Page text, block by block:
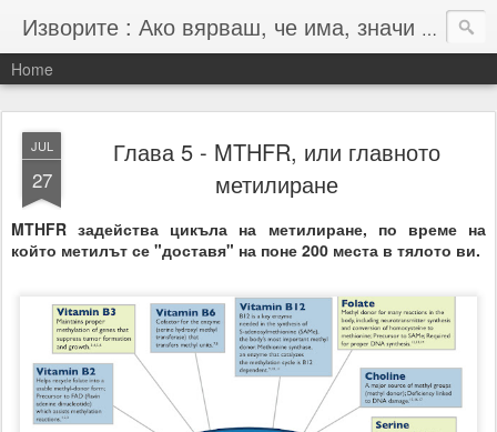
Изворите : Ако вярваш, че има, значи има :-)
Home
JUL
27
Глава 5 - MTHFR, или главното
метилиране
MTHFR задейства цикъла на метилиране, по време на
който метилът се "доставя" на поне 200 места в тялото ви.